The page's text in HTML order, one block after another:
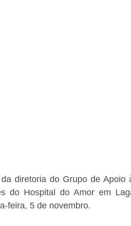
diretoria do Grupo de
do Hospital do Amor em
feira, 5 de novembro.